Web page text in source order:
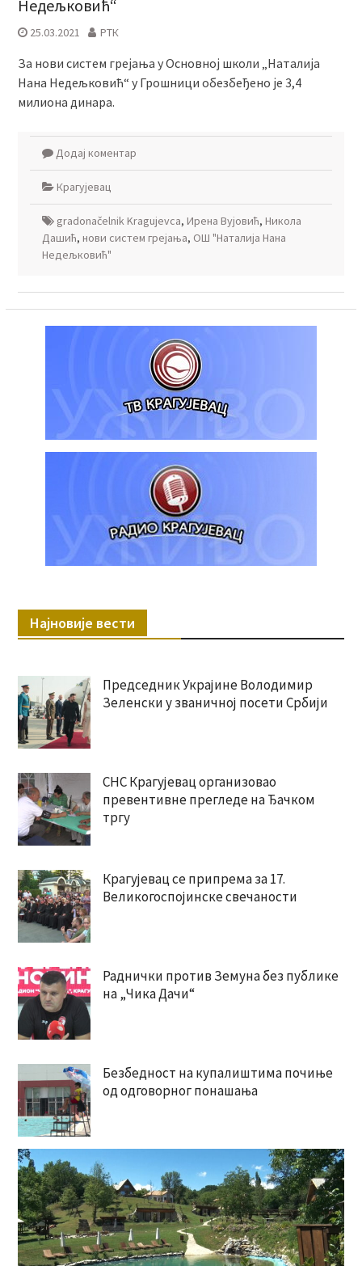
Недељковић“
25.03.2021 РТК
За нови систем грејања у Основној школи „Наталија
Нана Недељковић“ у Грошници обезбеђено је 3,4
милиона динара.
Додај коментар
Крагујевац
gradonačelnik Kragujevca, Ирена Вујовић, Никола
Дашић, нови систем грејања, ОШ "Наталија Нана
Недељковић"
Најновије вести
Председник Украјине Володимир
Зеленски у званичној посети Србији
СНС Крагујевац организовао
превентивне прегледе на Ђачком
тргу
Крагујевац се припрема за 17.
Великогоспојинске свечаности
Раднички против Земуна без публике
на „Чика Дачи“
Безбедност на купалиштима почиње
од одговорног понашања